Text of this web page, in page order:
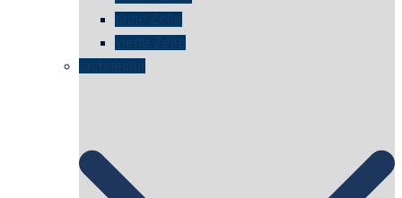
dritte Zelle
vierte Zelle
architektur